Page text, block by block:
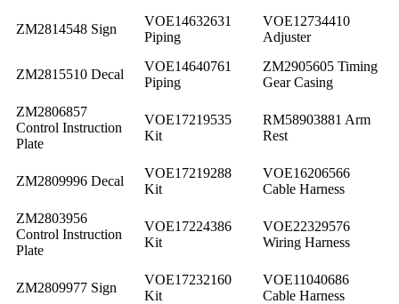
ZM2814548 Sign
VOE14632631
Piping
VOE12734410
Adjuster
ZM2815510 Decal
VOE14640761
Piping
ZM2905605 Timing
Gear Casing
ZM2806857
Control Instruction
Plate
VOE17219535
Kit
RM58903881 Arm
Rest
ZM2809996 Decal
VOE17219288
Kit
VOE16206566
Cable Harness
ZM2803956
Control Instruction
Plate
VOE17224386
Kit
VOE22329576
Wiring Harness
ZM2809977 Sign
VOE17232160
Kit
VOE11040686
Cable Harness